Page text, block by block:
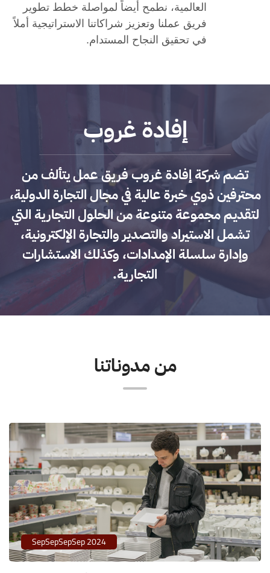
العالمية، نطمح أيضاً لمواصلة خطط تطوير
فريق عملنا وتعزيز شراكاتنا الاستراتيجية أملاً
في تحقيق النجاح المستدام.
إفادة غروب
تضم شركة إفادة غروب فريق عمل يتألف من
محترفين ذوي خبرة عالية في مجال التجارة الدولية،
لتقديم مجموعة متنوعة من الحلول التجارية التي
تشمل الاستيراد والتصدير والتجارة الإلكترونية،
وإدارة سلسلة الإمدادات، وكذلك الاستشارات
التجارية.
من مدوناتنا
SepSepSepSep 2024